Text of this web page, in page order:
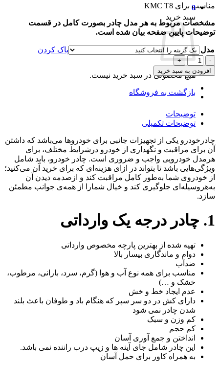
0
سبد خرید
هیچ محصولی در سبد خرید نیست.
بازگشت به فروشگاه
مناسب برای KMC T8
مشخصات مربوط به هر مدل چادر بصورت کامل در قسمت
توضیحات پایین ضفحه بیان شده است.
مدل
پاک کردن
چادر
خودرو
KMC
T8
عدد
افزودن به سبد خرید
توضیحات
توضیحات تکمیلی
چادرخودرو یکی از تجهیزات جانبی برای خودروها می‌باشد که داشتن
آن برای مراقبت و نگهداری از خودرو درشرایط مختلف، برای
هرمدل خودرویی واجب و ضروری است. چادر خودرو، باید شامل
ویژگی‌هایی باشد تا بتواند در ازای هزینه‌ای که برای خرید آن می‌کنید؛
از خودروی شما به‌طور کامل مراقبت کند و ازصدمه دیدن آن
به‌هروسیله‌ای جلوگیری کند و خیال شمارا از همه‌ی جوانب مطمئن
سازد.
1. چادر درجه یک وارداتی
تهیه شده از بهترین پارچه مخصوص وارداتی
دوام و ماندگاری بیسار بالا
ضدآب
مناسب برای همه نوع آب و هوا (گرم، سرد، بارانی، مرطوب،
خشک و …)
عدم ایجاد خط و خش
دارای کش در دو سر سپر که هنگام باد و طوفان باعث بلند
شدن چادر نمی شود
کم وزن و سبک
کم حجم
انداختن و جمع آوری آسان
این چادر شامل جای آینه ها و زیپ درب راننده نمی باشد.
به همراه کاور برای حمل آسان